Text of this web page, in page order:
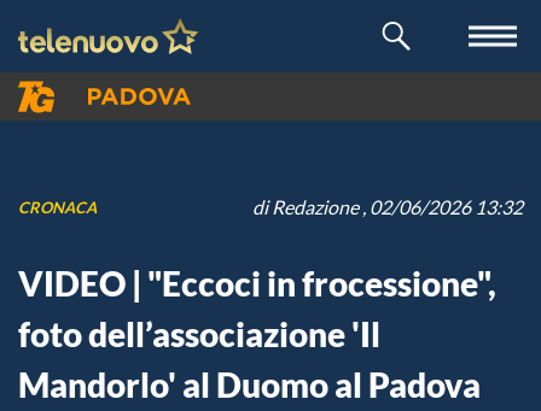
CRONACA diRedazione, 02/06/2026 13:32
VIDEO | "Eccoci in frocessione",
foto dell’associazione 'Il
Mandorlo' al Duomo al Padova